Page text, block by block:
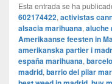
Esta entrada se ha
602174422, activistas
alsacia marihuana, aluche
Amerikaanse feesten in
amerikanska partier i
españa marihuana,
madrid, barrio del pilar